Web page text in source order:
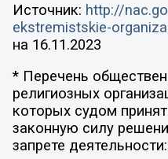
Источник: http://
ekstremistskie-
на 16.11.2023
* Перечень
религиозных
которых судом
законную силу
запрете деятельности: